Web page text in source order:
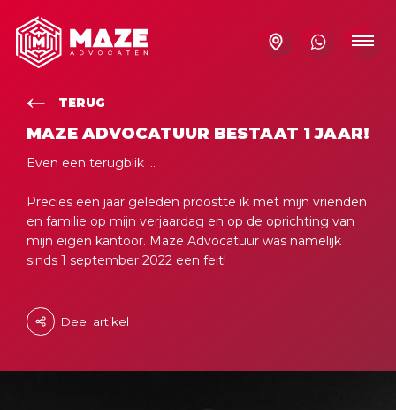
TERUG
MAZE ADVOCATUUR BESTAAT 1 JAAR!
Even een terugblik ...
Precies een jaar geleden proostte ik met mijn vrienden
en familie op mijn verjaardag en op de oprichting van
mijn eigen kantoor. Maze Advocatuur was namelijk
sinds 1 september 2022 een feit!
Deel artikel